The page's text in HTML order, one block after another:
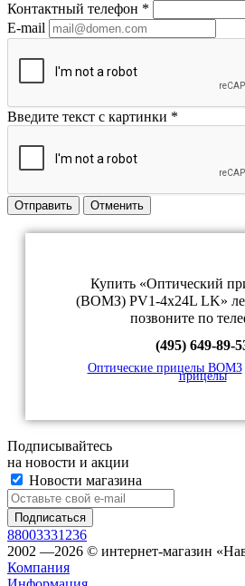
Контактный телефон *
E-mail
Введите текст с картинки *
Отправить Отменить
Купить «Оптический
(ВОМЗ) PV1-4х24L LK»
позвоните по
(495) 649-89-
Оптические прицелы ВОМЗ
прицелы
Подписывайтесь
на новости и акции
Новости магазина
88003331236
2002 —2026 © интернет-магазин
Компания